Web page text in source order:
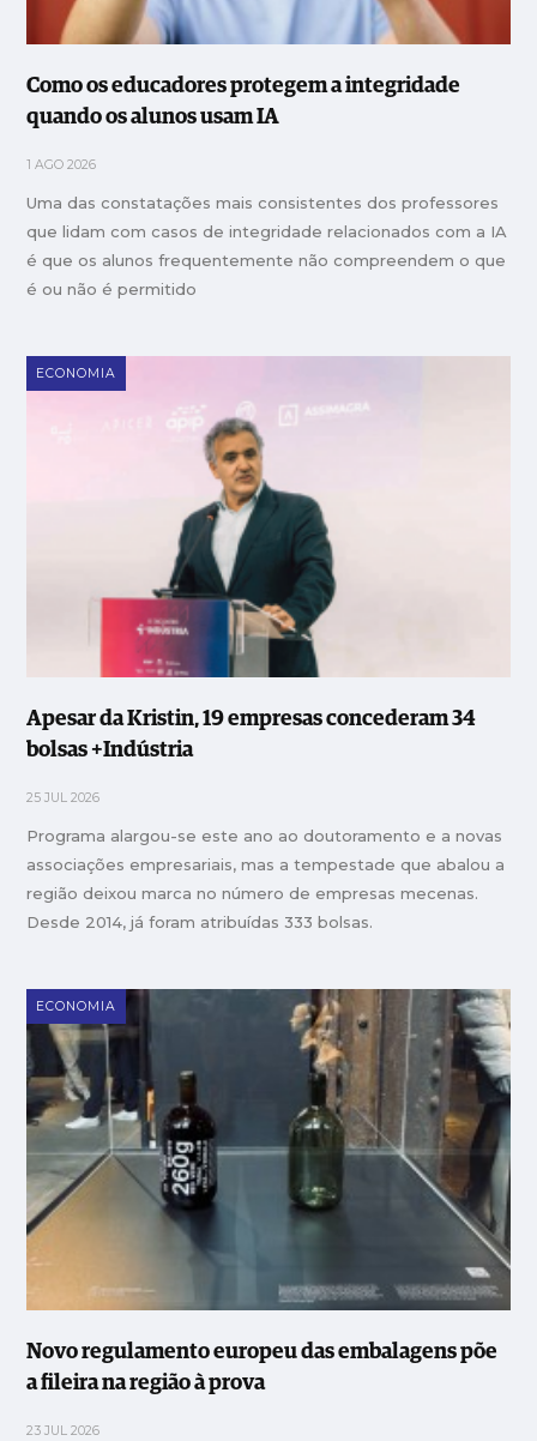
Como os educadores protegem a integridade
quando os alunos usam IA
1 AGO 2026
Uma das constatações mais consistentes dos professores
que lidam com casos de integridade relacionados com a IA
é que os alunos frequentemente não compreendem o que
é ou não é permitido
ECONOMIA
Apesar da Kristin, 19 empresas concederam 34
bolsas +Indústria
25 JUL 2026
Programa alargou-se este ano ao doutoramento e a novas
associações empresariais, mas a tempestade que abalou a
região deixou marca no número de empresas mecenas.
Desde 2014, já foram atribuídas 333 bolsas.
ECONOMIA
Novo regulamento europeu das embalagens põe
a fileira na região à prova
23 JUL 2026